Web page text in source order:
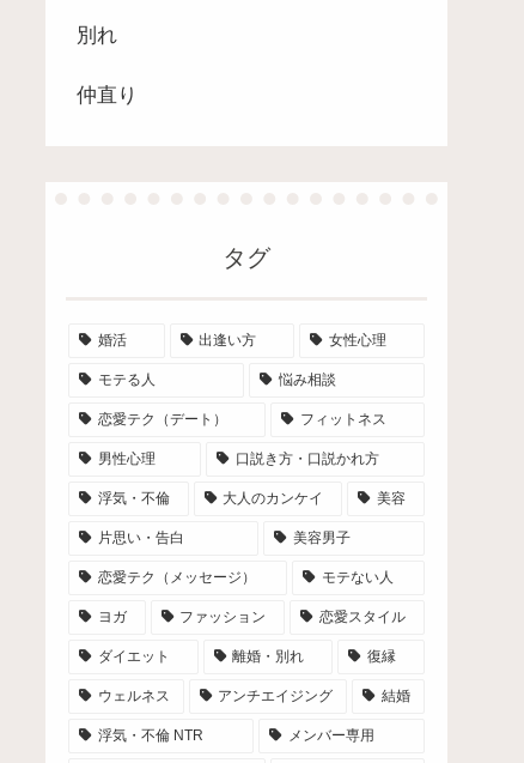
別れ
仲直り
タグ
婚活 出逢い方 女性心理
モテる人 悩み相談
恋愛テク（デート） フィットネス
男性心理 口説き方・口説かれ方
浮気・不倫 大人のカンケイ 美容
片思い・告白 美容男子
恋愛テク（メッセージ） モテない人
ヨガ ファッション 恋愛スタイル
ダイエット 離婚・別れ 復縁
ウェルネス アンチエイジング 結婚
浮気・不倫 NTR メンバー専用